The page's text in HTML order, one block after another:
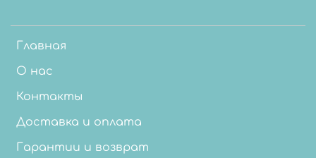
Главная
О нас
Контакты
Доставка и оплата
Гарантии и возврат